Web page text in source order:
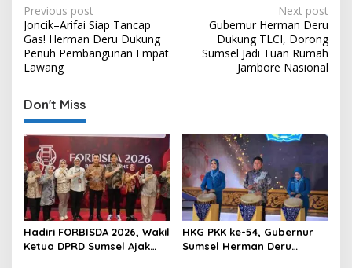
P
o
s
t
n
a
v
i
g
a
t
i
Previous post
Joncik–Arifai Siap Tancap
Gas! Herman Deru Dukung
Penuh Pembangunan Empat
Lawang
Next post
Gubernur Herman Deru
Dukung TLCI, Dorong
Sumsel Jadi Tuan Rumah
Jambore Nasional
Don't Miss
Hadiri FORBISDA 2026, Wakil
Ketua DPRD Sumsel Ajak
HKG PKK ke-54, Gubernur
Sumsel Herman Deru